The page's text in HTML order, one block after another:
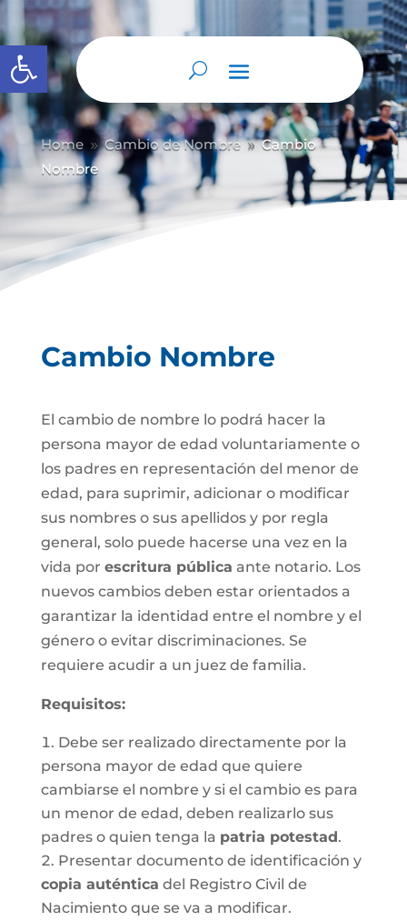
Abrir barra de herramientas
Home 9 Cambio de Nombre 9 Cambio
Nombre
Cambio Nombre
El cambio de nombre lo podrá hacer la
persona mayor de edad voluntariamente o
los padres en representación del menor de
edad, para suprimir, adicionar o modificar
sus nombres o sus apellidos y por regla
general, solo puede hacerse una vez en la
vida por escritura pública ante notario. Los
nuevos cambios deben estar orientados a
garantizar la identidad entre el nombre y el
género o evitar discriminaciones. Se
requiere acudir a un juez de familia.
Requisitos:
Debe ser realizado directamente por la
persona mayor de edad que quiere
cambiarse el nombre y si el cambio es para
un menor de edad, deben realizarlo sus
padres o quien tenga la patria potestad.
Presentar documento de identificación y
copia auténtica del Registro Civil de
Nacimiento que se va a modificar.